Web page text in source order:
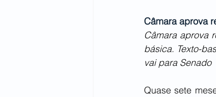
Câmara aprova
Câmara aprova
básica. Texto-
vai para Senado
Quase sete